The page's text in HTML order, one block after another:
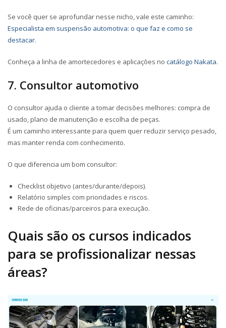
Se você quer se aprofundar nesse nicho, vale este caminho:
Especialista em suspensão automotiva: o que faz e como se
destacar.
Conheça a linha de amortecedores e aplicações no catálogo Nakata.
7. Consultor automotivo
O consultor ajuda o cliente a tomar decisões melhores: compra de
usado, plano de manutenção e escolha de peças.
É um caminho interessante para quem quer reduzir serviço pesado,
mas manter renda com conhecimento.
O que diferencia um bom consultor:
Checklist objetivo (antes/durante/depois).
Relatório simples com prioridades e riscos.
Rede de oficinas/parceiros para execução.
Quais são os cursos indicados
para se profissionalizar nessas
áreas?